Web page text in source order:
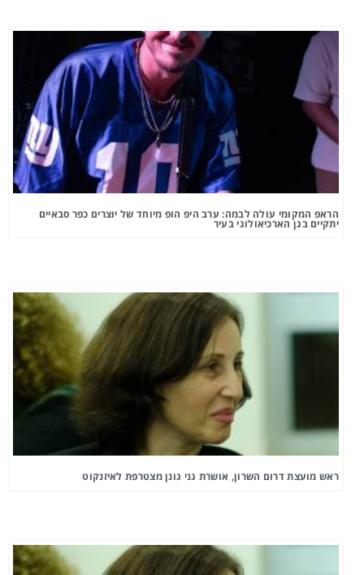
הראפ המקומי עולה לבמה: ערב היפ הופ מיוחד של יוצרים כפר סבאיים
יתקיים בגן הארכיאולוגי בעיר
ראש מועצת דרום השרון, אושרת גני גונן מצטרפת לאיזנקוט